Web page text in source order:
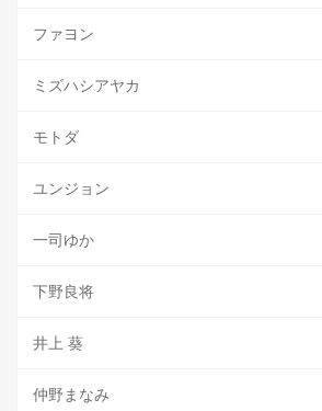
ファヨン
ミズハシアヤカ
モトダ
ユンジョン
一司ゆか
下野良将
井上 葵
仲野まなみ